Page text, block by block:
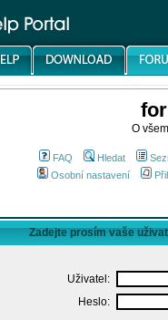
O
FAQ Hledat
Osobní nastavení
Zadejte prosím vaše
Uživatel:
Heslo: